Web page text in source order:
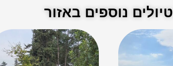
טיולים נוספים באזור